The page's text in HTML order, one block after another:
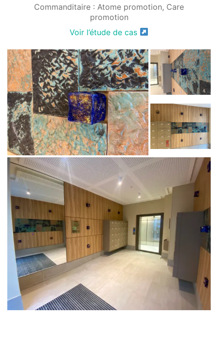
Commanditaire : Atome promotion, Care
promotion
Voir l’étude de cas